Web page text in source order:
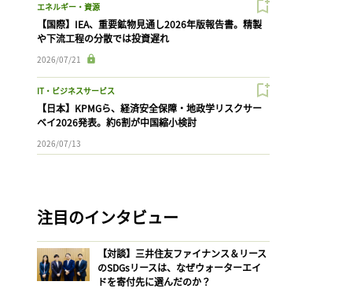
エネルギー・資源
【国際】IEA、重要鉱物見通し2026年版報告書。精製
や下流工程の分散では投資遅れ
2026/07/21
IT・ビジネスサービス
【日本】KPMGら、経済安全保障・地政学リスクサー
ベイ2026発表。約6割が中国縮小検討
2026/07/13
注目のインタビュー
【対談】三井住友ファイナンス＆リース
のSDGsリースは、なぜウォーターエイ
ドを寄付先に選んだのか？